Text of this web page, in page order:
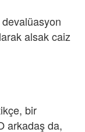
alsak caiz
bir
arkadaş da,